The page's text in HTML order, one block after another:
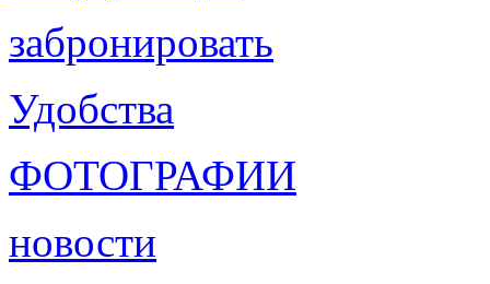
забронировать
Удобства
ФОТОГРАФИИ
новости